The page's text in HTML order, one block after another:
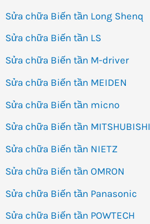
Sửa chữa Biến tần Long Shenq
Sửa chữa Biến tần LS
Sửa chữa Biến tần M-driver
Sửa chữa Biến tần MEIDEN
Sửa chữa Biến tần micno
Sửa chữa Biến tần MITSHUBISHI
Sửa chữa Biến tần NIETZ
Sửa chữa Biến tần OMRON
Sửa chữa Biến tần Panasonic
Sửa chữa Biến tần POWTECH